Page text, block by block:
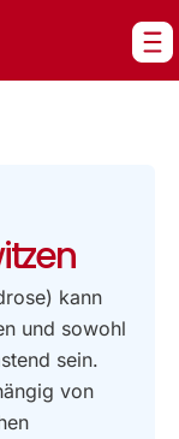
kann
und sowohl
sein.
von